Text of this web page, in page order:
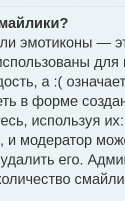
эмотиконы —
а :(
в форме
используя
и модератор
его.